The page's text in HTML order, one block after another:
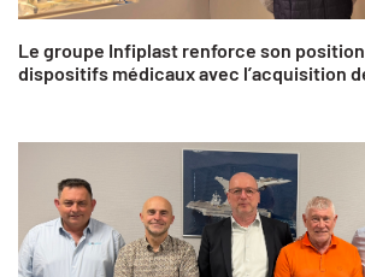
Le groupe Infiplast renforce son
dispositifs médicaux avec l’acquisition